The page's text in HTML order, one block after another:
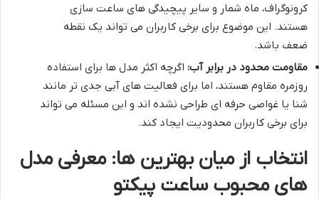
کرونوگراف، ماه شمار و سایر پیچیدگی های ساعت سازی
هستند. این موضوع برای برخی کاربران می تواند یک نقطه
ضعف باشد.
مقاومت محدود در برابر آب: اگرچه اکثر مدل ها برای استفاده
روزمره مقاوم هستند، اما برای فعالیت های آبی جدی تر مانند
شنا یا غواصی حرفه ای طراحی نشده اند و این مسئله می تواند
برای برخی کاربران محدودیت ایجاد کند.
انتخاب از میان بهترین ها: معرفی مدل
های محبوب ساعت پیکتو